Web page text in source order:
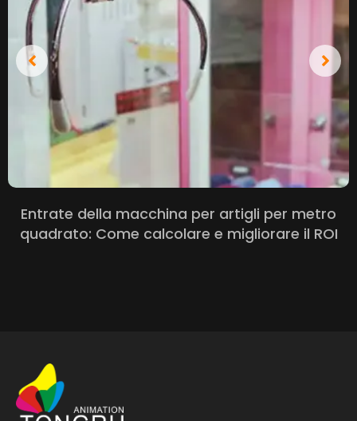
Entrate della macchina per artigli per metro
quadrato: Come calcolare e migliorare il ROI